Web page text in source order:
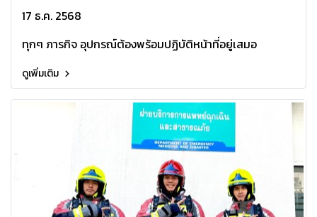
17 ธ.ค. 2568
ทุกๆ ภารกิจ อุปกรณ์ต้องพร้อมปฏิบัติหน้าที่อยู่เสมอ
ดูเพิ่มเติม